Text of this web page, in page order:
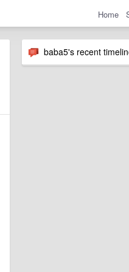
Home
baba5's recent